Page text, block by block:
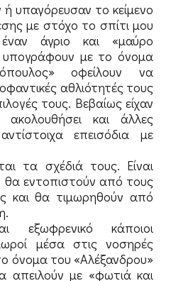
υπαγόρευσαν το κείμενο
με στόχο το σπίτι μου
άγριο και «μαύρο
υπογράφουν με το όνομα
οφείλουν να
αθλιότητές τους
τους. Βεβαίως είχαν
ακολουθήσει και άλλες
επεισόδια με
τα σχέδιά τους. Είναι
θα εντοπιστούν από τους
και θα τιμωρηθούν από
εξωφρενικό κάποιοι
μέσα στις νοσηρές
όνομα του «Αλέξανδρου»
απειλούν με «φωτιά και